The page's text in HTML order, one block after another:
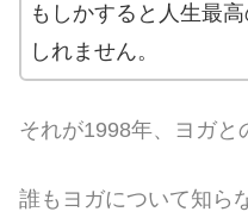
もしかすると人生最
しれません。
それが1998年、ヨガと
誰もヨガについて知ら